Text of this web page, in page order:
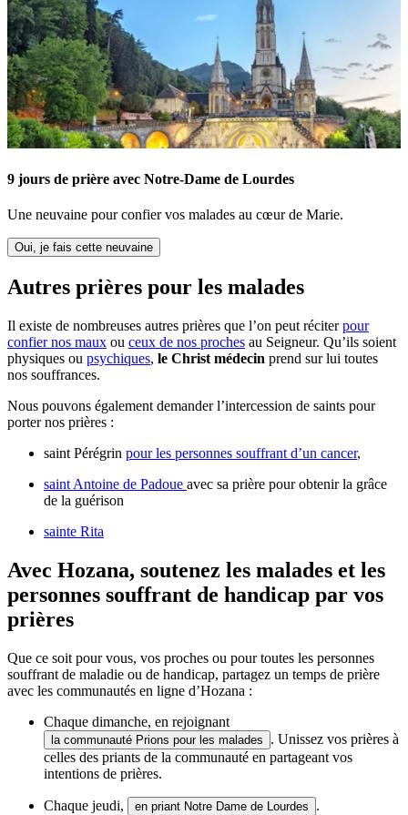
9 jours de prière avec Notre-Dame de Lourdes
Une neuvaine pour confier vos malades au cœur de Marie.
Oui, je fais cette neuvaine
Autres prières pour les malades
Il existe de nombreuses autres prières que l’on peut réciterpour
confier nos maux ou ceux de nos proches au Seigneur. Qu’ils soient
physiques ou psychiques, le Christ médecin prend sur lui toutes
nos souffrances.
Nous pouvons également demander l’intercession de saints pour
porter nos prières :
saint Pérégrin pour les personnes souffrant d’un cancer,
saint Antoine de Padoue avec sa prière pour obtenir la grâce
de la guérison
sainte Rita
Avec Hozana, soutenez les malades et les
personnes souffrant de handicap par vos
prières
Que ce soit pour vous, vos proches ou pour toutes les personnes
souffrant de maladie ou de handicap, partagez un temps de prière
avec les communautés en ligne d’Hozana :
Chaque dimanche, en rejoignant
la communauté Prions pour les malades
. Unissez vos prières à
celles des priants de la communauté en partageant vos
intentions de prières.
Chaque jeudi, en priant Notre Dame de Lourdes .